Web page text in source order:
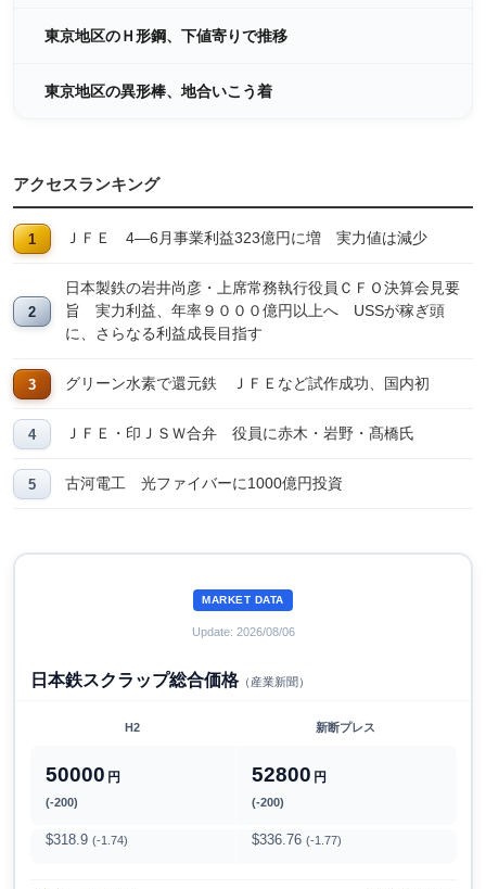
東京地区のＨ形鋼、下値寄りで推移
東京地区の異形棒、地合いこう着
アクセスランキング
ＪＦＥ 4―6月事業利益323億円に増 実力値は減少
日本製鉄の岩井尚彦・上席常務執行役員ＣＦＯ決算会見要
旨 実力利益、年率９０００億円以上へ USSが稼ぎ頭
に、さらなる利益成長目指す
グリーン水素で還元鉄 ＪＦＥなど試作成功、国内初
ＪＦＥ・印ＪＳＷ合弁 役員に赤木・岩野・髙橋氏
古河電工 光ファイバーに1000億円投資
MARKET DATA
Update: 2026/08/06
日本鉄スクラップ総合価格（産業新聞）
H2 新断プレス
50000 円
(-200)
52800 円
(-200)
$318.9 (-1.74) $336.76 (-1.77)